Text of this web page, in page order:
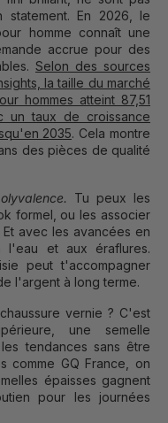
statement. En 2026, le
homme connaît une
accrue pour des
Selon des sources
la taille du marché
hommes atteint 87,51
un taux de croissance
2035. Cela montre
des pièces de qualité
Tu peux les
formel, ou les associer
avec les avancées en
l'eau et aux éraflures.
peut t'accompagner
l'argent à long terme.
vernie ? C'est
une semelle
tendances sans être
comme GQ France, on
épaisses gagnent
pour les journées